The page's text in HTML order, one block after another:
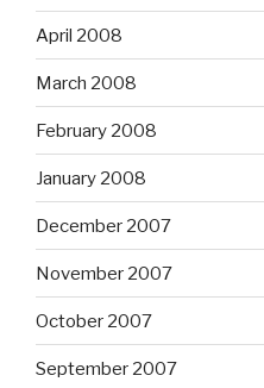
April 2008
March 2008
February 2008
January 2008
December 2007
November 2007
October 2007
September 2007